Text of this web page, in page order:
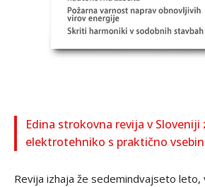
Edina strokovna revija v Sloveniji
elektrotehniko s praktično
Revija izhaja že sedemindvajseto leto,